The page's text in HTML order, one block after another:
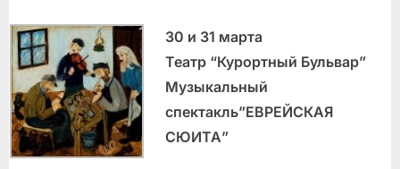
30 и 31 марта
Театр “Курортный Бульвар”
Музыкальный
спектакль”ЕВРЕЙСКАЯ
СЮИТА”